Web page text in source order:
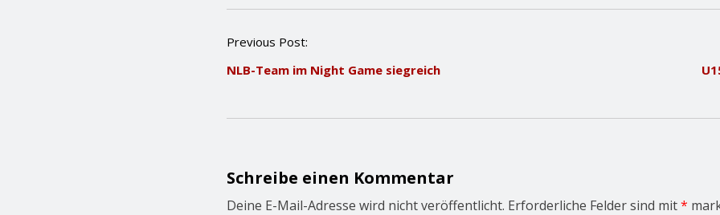
P
s
a
g
a
t
Previous Post:
NLB-Team im Night Game siegreich
Schreibe einen Kommentar
Deine E-Mail-Adresse wird nicht veröffentlicht. Erforderliche Felder sind mit*